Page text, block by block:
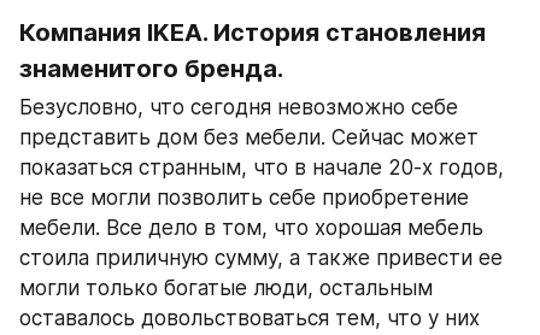
Компания IKEA. История становления
знаменитого бренда.
Безусловно, что сегодня невозможно себе
представить дом без мебели. Сейчас может
показаться странным, что в начале 20-х годов,
не все могли позволить себе приобретение
мебели. Все дело в том, что хорошая мебель
стоила приличную сумму, а также привести ее
могли только богатые люди, остальным
оставалось довольствоваться тем, что у них